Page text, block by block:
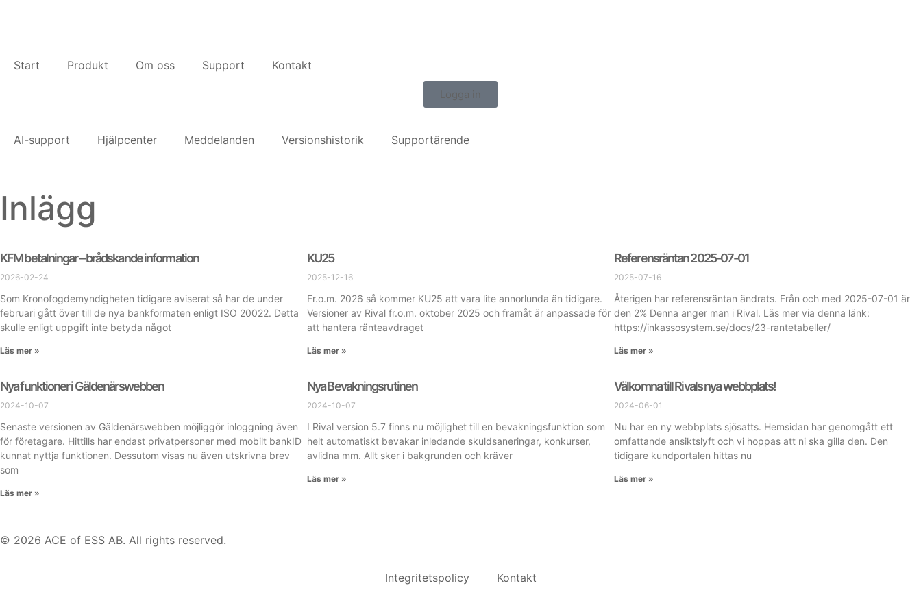
Start Produkt Om oss Support Kontakt
Logga in
AI-support Hjälpcenter Meddelanden Versionshistorik Supportärende
Inlägg
KFM betalningar – brådskande information
2026-02-24
Som Kronofogdemyndigheten tidigare aviserat så har de under
februari gått över till de nya bankformaten enligt ISO 20022. Detta
skulle enligt uppgift inte betyda något
Läs mer »
KU25
2025-12-16
Fr.o.m. 2026 så kommer KU25 att vara lite annorlunda än tidigare.
Versioner av Rival fr.o.m. oktober 2025 och framåt är anpassade för
att hantera ränteavdraget
Läs mer »
Referensräntan 2025-07-01
2025-07-16
Återigen har referensräntan ändrats. Från och med 2025-07-01 är
den 2% Denna anger man i Rival. Läs mer via denna länk:
https://inkassosystem.se/docs/23-rantetabeller/
Läs mer »
Nya funktioner i Gäldenärswebben
2024-10-07
Senaste versionen av Gäldenärswebben möjliggör inloggning även
för företagare. Hittills har endast privatpersoner med mobilt bankID
kunnat nyttja funktionen. Dessutom visas nu även utskrivna brev
som
Läs mer »
Nya Bevakningsrutinen
2024-10-07
I Rival version 5.7 finns nu möjlighet till en bevakningsfunktion som
helt automatiskt bevakar inledande skuldsaneringar, konkurser,
avlidna mm. Allt sker i bakgrunden och kräver
Läs mer »
Välkomna till Rivals nya webbplats!
2024-06-01
Nu har en ny webbplats sjösatts. Hemsidan har genomgått ett
omfattande ansiktslyft och vi hoppas att ni ska gilla den. Den
tidigare kundportalen hittas nu
Läs mer »
© 2026 ACE of ESS AB. All rights reserved.
Integritetspolicy Kontakt